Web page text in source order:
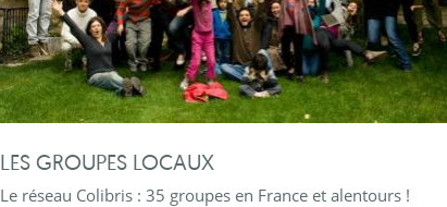
LES GROUPES LOCAUX
Le réseau Colibris : 35 groupes en France et alentours !